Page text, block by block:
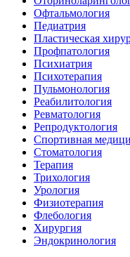
Офтальмология
Педиатрия
Пластическая
Профпатология
Психиатрия
Психотерапия
Пульмонология
Реабилитология
Ревматология
Репродуктология
Спортивная
Стоматология
Терапия
Трихология
Урология
Физиотерапия
Флебология
Хирургия
Эндокринология